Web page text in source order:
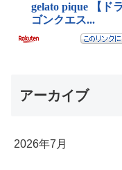
アーカイブ
2026年7月